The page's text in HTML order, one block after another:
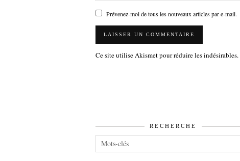
Prévenez-moi de tous les nouveaux articles par e-mail.
Ce site utilise Akismet pour réduire les indésirables.
RECHERCHE